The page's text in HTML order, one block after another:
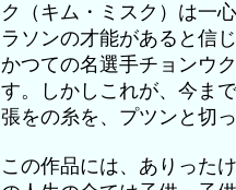
ク（キム・ミスク）は一
ラソンの才能があると信
かつての名選手チョンウ
す。しかしこれが、今ま
張をの糸を、プツンと切
この作品には、ありった